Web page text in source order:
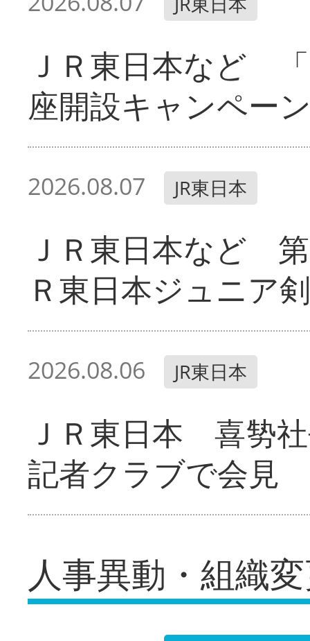
ＪＲ東日本など
座開設キャンペー
2026.08.07 JR東日本
ＪＲ東日本など
Ｒ東日本ジュニア
2026.08.06 JR東日本
ＪＲ東日本 喜㔟
記者クラブで会見
人事異動・組織